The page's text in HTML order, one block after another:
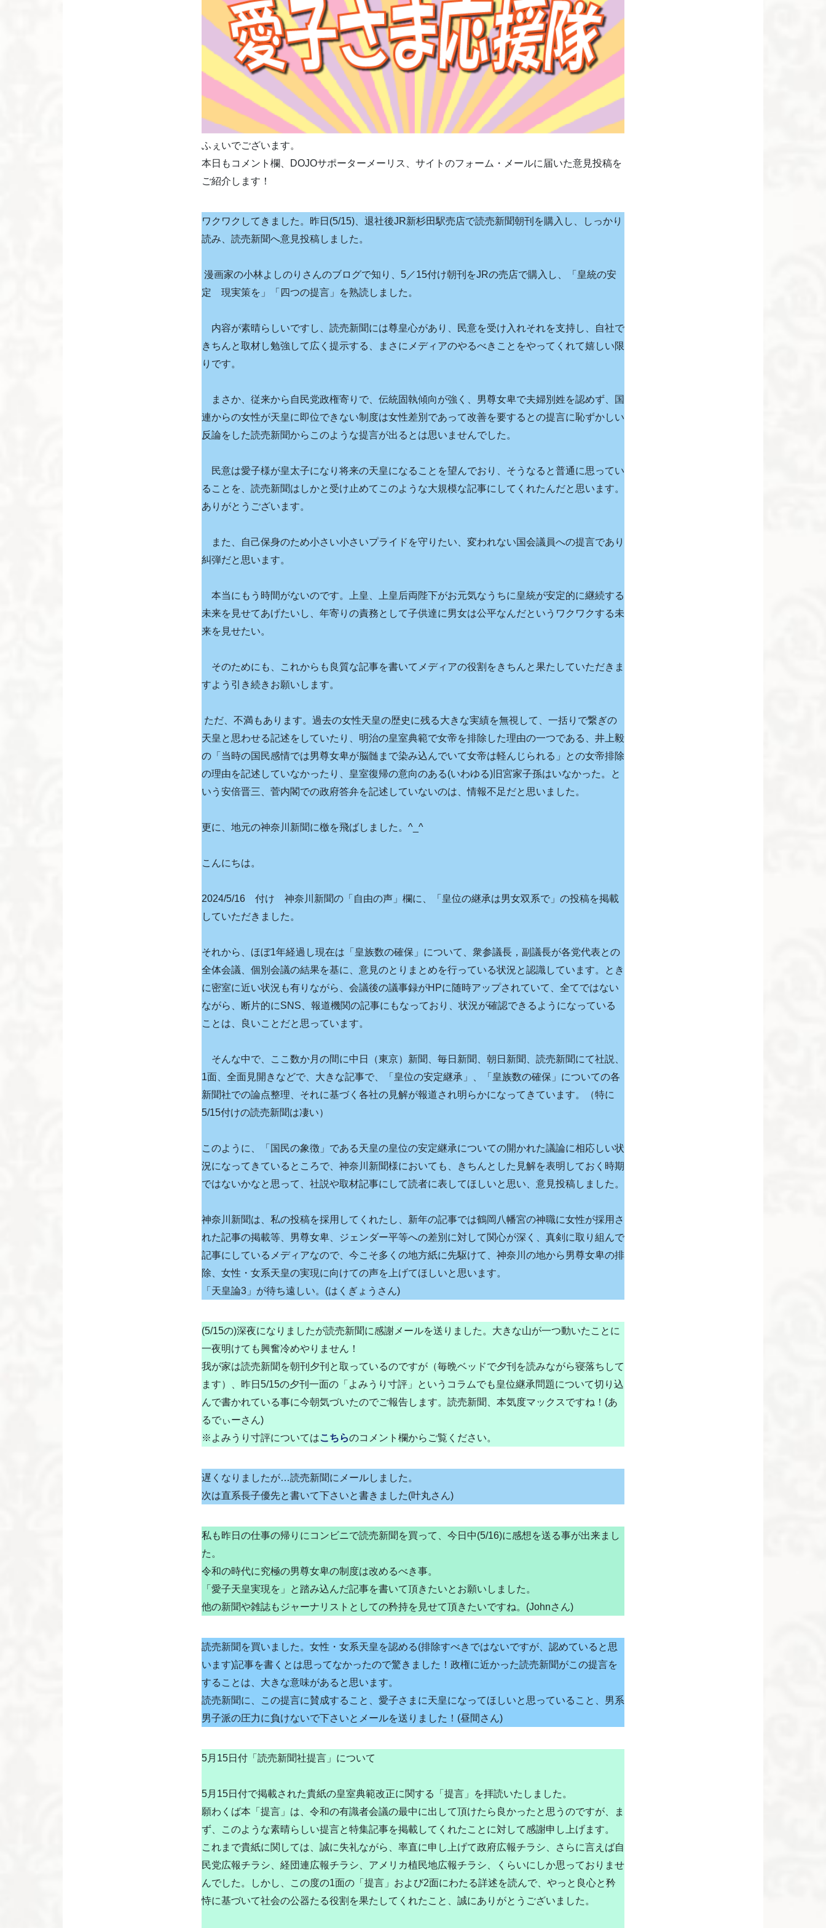
ふぇいでございます。
本日もコメント欄、DOJOサポーターメーリス、サイトのフォーム・メールに届いた意見投稿を
ご紹介します！
ワクワクしてきました。昨日(5/15)、退社後JR新杉田駅売店で読売新聞朝刊を購入し、しっかり
読み、読売新聞へ意見投稿しました。
漫画家の小林よしのりさんのブログで知り、5／15付け朝刊をJRの売店で購入し、「皇統の安
定 現実策を」「四つの提言」を熟読しました。
内容が素晴らしいですし、読売新聞には尊皇心があり、民意を受け入れそれを支持し、自社で
きちんと取材し勉強して広く提示する、まさにメディアのやるべきことをやってくれて嬉しい限
りです。
まさか、従来から自民党政権寄りで、伝統固執傾向が強く、男尊女卑で夫婦別姓を認めず、国
連からの女性が天皇に即位できない制度は女性差別であって改善を要するとの提言に恥ずかしい
反論をした読売新聞からこのような提言が出るとは思いませんでした。
民意は愛子様が皇太子になり将来の天皇になることを望んでおり、そうなると普通に思ってい
ることを、読売新聞はしかと受け止めてこのような大規模な記事にしてくれたんだと思います。
ありがとうございます。
また、自己保身のため小さい小さいプライドを守りたい、変われない国会議員への提言であり
糾弾だと思います。
本当にもう時間がないのです。上皇、上皇后両陛下がお元気なうちに皇統が安定的に継続する
未来を見せてあげたいし、年寄りの責務として子供達に男女は公平なんだというワクワクする未
来を見せたい。
そのためにも、これからも良質な記事を書いてメディアの役割をきちんと果たしていただきま
すよう引き続きお願いします。
ただ、不満もあります。過去の女性天皇の歴史に残る大きな実績を無視して、一括りで繋ぎの
天皇と思わせる記述をしていたり、明治の皇室典範で女帝を排除した理由の一つである、井上毅
の「当時の国民感情では男尊女卑が脳髄まで染み込んでいて女帝は軽んじられる」との女帝排除
の理由を記述していなかったり、皇室復帰の意向のある(いわゆる)旧宮家子孫はいなかった。と
いう安倍晋三、菅内閣での政府答弁を記述していないのは、情報不足だと思いました。
更に、地元の神奈川新聞に檄を飛ばしました。^_^
こんにちは。
2024/5/16 付け 神奈川新聞の「自由の声」欄に、「皇位の継承は男女双系で」の投稿を掲載
していただきました。
それから、ほぼ1年経過し現在は「皇族数の確保」について、衆参議長，副議長が各党代表との
全体会議、個別会議の結果を基に、意見のとりまとめを行っている状況と認識しています。とき
に密室に近い状況も有りながら、会議後の議事録がHPに随時アップされていて、全てではない
ながら、断片的にSNS、報道機関の記事にもなっており、状況が確認できるようになっている
ことは、良いことだと思っています。
そんな中で、ここ数か月の間に中日（東京）新聞、毎日新聞、朝日新聞、読売新聞にて社説、
1面、全面見開きなどで、大きな記事で、「皇位の安定継承」、「皇族数の確保」についての各
新聞社での論点整理、それに基づく各社の見解が報道され明らかになってきています。（特に
5/15付けの読売新聞は凄い）
このように、「国民の象徴」である天皇の皇位の安定継承についての開かれた議論に相応しい状
況になってきているところで、神奈川新聞様においても、きちんとした見解を表明しておく時期
ではないかなと思って、社説や取材記事にして読者に表してほしいと思い、意見投稿しました。
神奈川新聞は、私の投稿を採用してくれたし、新年の記事では鶴岡八幡宮の神職に女性が採用さ
れた記事の掲載等、男尊女卑、ジェンダー平等への差別に対して関心が深く、真剣に取り組んで
記事にしているメディアなので、今こそ多くの地方紙に先駆けて、神奈川の地から男尊女卑の排
除、女性・女系天皇の実現に向けての声を上げてほしいと思います。
「天皇論3」が待ち遠しい。(はくぎょうさん)
(5/15の)深夜になりましたが読売新聞に感謝メールを送りました。大きな山が一つ動いたことに
一夜明けても興奮冷めやりません！
我が家は読売新聞を朝刊夕刊と取っているのですが（毎晩ベッドで夕刊を読みながら寝落ちして
ます）、昨日5/15の夕刊一面の「よみうり寸評」というコラムでも皇位継承問題について切り込
んで書かれている事に今朝気づいたのでご報告します。読売新聞、本気度マックスですね！(あ
るでぃーさん)
※よみうり寸評についてはこちらのコメント欄からご覧ください。
遅くなりましたが…読売新聞にメールしました。
次は直系長子優先と書いて下さいと書きました(叶丸さん)
私も昨日の仕事の帰りにコンビニで読売新聞を買って、今日中(5/16)に感想を送る事が出来まし
た。
令和の時代に究極の男尊女卑の制度は改めるべき事。
「愛子天皇実現を」と踏み込んだ記事を書いて頂きたいとお願いしました。
他の新聞や雑誌もジャーナリストとしての矜持を見せて頂きたいですね。(Johnさん)
読売新聞を買いました。女性・女系天皇を認める(排除すべきではないですが、認めていると思
います)記事を書くとは思ってなかったので驚きました！政権に近かった読売新聞がこの提言を
することは、大きな意味があると思います。
読売新聞に、この提言に賛成すること、愛子さまに天皇になってほしいと思っていること、男系
男子派の圧力に負けないで下さいとメールを送りました！(昼間さん)
5月15日付「読売新聞社提言」について
5月15日付で掲載された貴紙の皇室典範改正に関する「提言」を拝読いたしました。
願わくば本「提言」は、令和の有識者会議の最中に出して頂けたら良かったと思うのですが、ま
ず、このような素晴らしい提言と特集記事を掲載してくれたことに対して感謝申し上げます。
これまで貴紙に関しては、誠に失礼ながら、率直に申し上げて政府広報チラシ、さらに言えば自
民党広報チラシ、経団連広報チラシ、アメリカ植民地広報チラシ、くらいにしか思っておりませ
んでした。しかし、この度の1面の「提言」および2面にわたる詳述を読んで、やっと良心と矜
恃に基づいて社会の公器たる役割を果たしてくれたこと、誠にありがとうございました。